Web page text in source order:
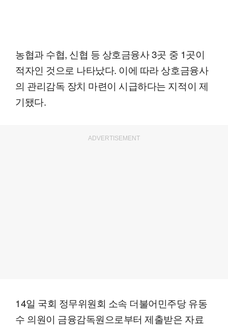
농협과 수협, 신협 등 상호금융사 3곳 중 1곳이
적자인 것으로 나타났다. 이에 따라 상호금융사
의 관리감독 장치 마련이 시급하다는 지적이 제
기됐다.
ADVERTISEMENT
14일 국회 정무위원회 소속 더불어민주당 유동
수 의원이 금융감독원으로부터 제출받은 자료